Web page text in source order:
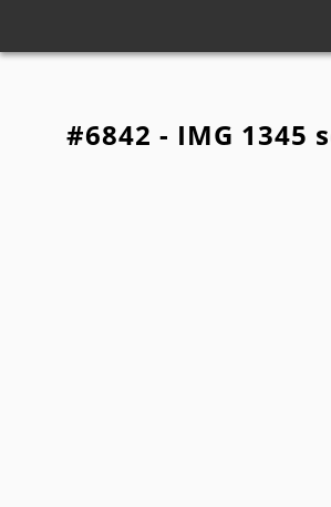
#6842 - IMG 1345